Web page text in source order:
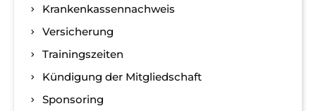
Kranken­kassen­nachweis
Versicherung
Trainingszeiten
Kündigung der Mitgliedschaft
Sponsoring